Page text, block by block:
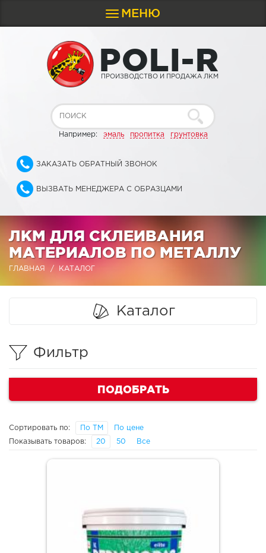
Toggle
navigation
МЕНЮ
POLI-R
ПРОИЗВОДСТВО И ПРОДАЖА ЛКМ
Например: эмаль пропитка грунтовка
ЗАКАЗАТЬ ОБРАТНЫЙ ЗВОНОК
ВЫЗВАТЬ МЕНЕДЖЕРА С ОБРАЗЦАМИ
ЛКМ ДЛЯ СКЛЕИВАНИЯ
МАТЕРИАЛОВ ПО МЕТАЛЛУ
ГЛАВНАЯ КАТАЛОГ
Каталог
Фильтр
ПОДОБРАТЬ
Сортировать по: По ТМ По цене
Показывать товаров: 20 50 Все